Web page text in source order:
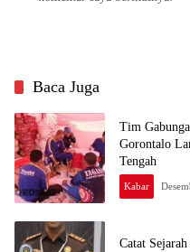
Baca Juga
Tim
Gorontalo
Tengah
Kabar
Catat